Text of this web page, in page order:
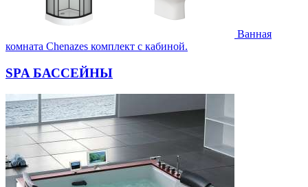
Ванная
комната Chenazes комплект с кабиной.
SPA БАССЕЙНЫ